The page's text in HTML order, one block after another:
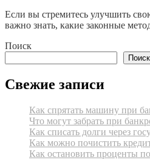
Если вы стремитесь улучшить
важно знать, какие законные
Поиск
Поиск
Свежие записи
Как спрятать машину при
Что могут забрать при
Как списать долги через
Как можно почистить
Как остановить проценты